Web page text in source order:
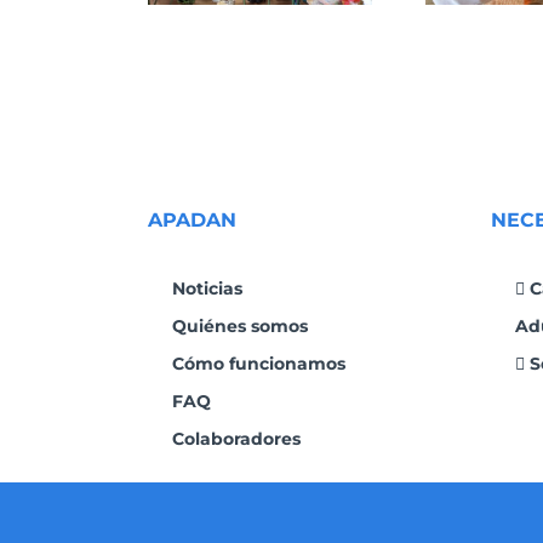
APADAN
Noticias
Quiénes somos
Cómo funcionamos
FAQ
Colaboradores